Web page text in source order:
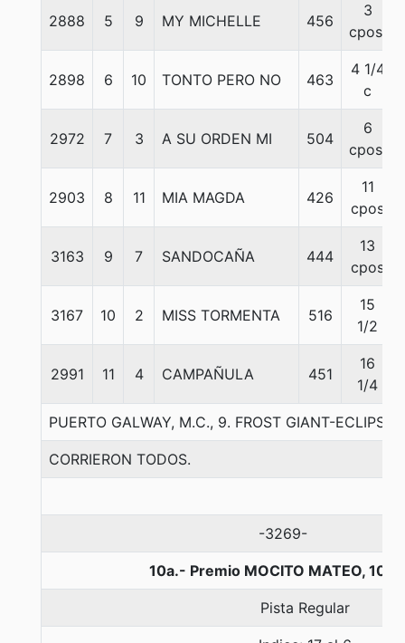
2888 5 9 MY MICHELLE 456
3
cpos.
2898 6 10 TONTO PERO NO 463
4 1/4
c
2972 7 3 A SU ORDEN MI 504
6
cpos.
2903 8 11 MIA MAGDA 426
11
cpos
3163 9 7 SANDOCAÑA 444
13
cpos
3167 10 2 MISS TORMENTA 516
15
1/2
2991 11 4 CAMPAÑULA 451
16
1/4
PUERTO GALWAY, M.C., 9. FROST GIANT-ECLIPSE
CORRIERON TODOS.
-3269-
10a.- Premio MOCITO MATEO,
Pista Regular